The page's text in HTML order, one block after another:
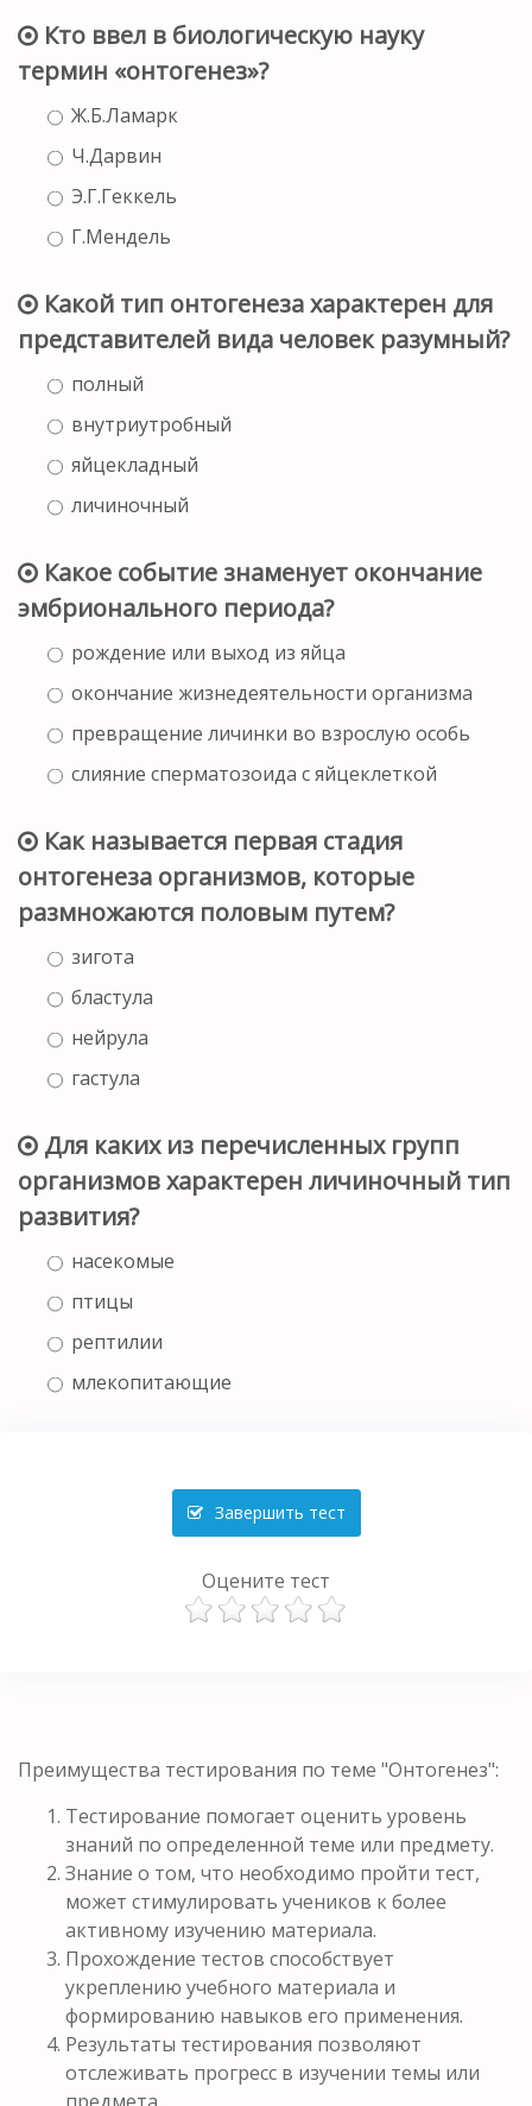
Кто ввел в биологическую науку
термин «онтогенез»?
Ж.Б.Ламарк
Ч.Дарвин
Э.Г.Геккель
Г.Мендель
Какой тип онтогенеза характерен для
представителей вида человек разумный?
полный
внутриутробный
яйцекладный
личиночный
Какое событие знаменует окончание
эмбрионального периода?
рождение или выход из яйца
окончание жизнедеятельности организма
превращение личинки во взрослую особь
слияние сперматозоида с яйцеклеткой
Как называется первая стадия
онтогенеза организмов, которые
размножаются половым путем?
зигота
бластула
нейрула
гастула
Для каких из перечисленных групп
организмов характерен личиночный тип
развития?
насекомые
птицы
рептилии
млекопитающие
Завершить тест
Оцените тест
Преимущества тестирования по теме "Онтогенез":
Тестирование помогает оценить уровень
знаний по определенной теме или предмету.
Знание о том, что необходимо пройти тест,
может стимулировать учеников к более
активному изучению материала.
Прохождение тестов способствует
укреплению учебного материала и
формированию навыков его применения.
Результаты тестирования позволяют
отслеживать прогресс в изучении темы или